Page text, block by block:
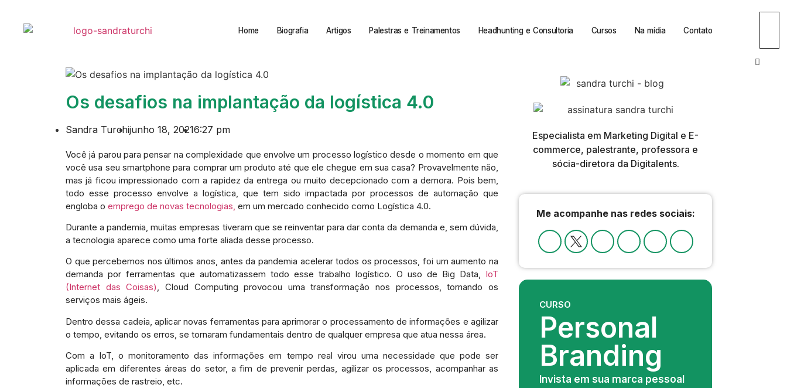
Home Biografia Artigos Palestras e Treinamentos Headhunting e Consultoria Cursos Na mídia Contato
Os desafios na implantação da logística 4.0
Sandra Turchijunho 18, 20216:27 pm
Você já parou para pensar na complexidade que envolve um processo logístico desde o momento em que
você usa seu smartphone para comprar um produto até que ele chegue em sua casa? Provavelmente não,
mas já ficou impressionado com a rapidez da entrega ou muito decepcionado com a demora. Pois bem,
todo esse processo envolve a logística, que tem sido impactada por processos de automação que
engloba o emprego de novas tecnologias, em um mercado conhecido como Logística 4.0.
Durante a pandemia, muitas empresas tiveram que se reinventar para dar conta da demanda e, sem dúvida,
a tecnologia aparece como uma forte aliada desse processo.
O que percebemos nos últimos anos, antes da pandemia acelerar todos os processos, foi um aumento na
demanda por ferramentas que automatizassem todo esse trabalho logístico. O uso de Big Data, IoT
(Internet das Coisas), Cloud Computing provocou uma transformação nos processos, tornando os
serviços mais ágeis.
Dentro dessa cadeia, aplicar novas ferramentas para aprimorar o processamento de informações e agilizar
o tempo, evitando os erros, se tornaram fundamentais dentro de qualquer empresa que atua nessa área.
Com a IoT, o monitoramento das informações em tempo real virou uma necessidade que pode ser
aplicada em diferentes áreas do setor, a fim de prevenir perdas, agilizar os processos, acompanhar as
informações de rastreio, etc.
Especialista em Marketing Digital e E-
commerce, palestrante, professora e
sócia-diretora da Digitalents.
Me acompanhe nas redes sociais:
CURSO
Personal
Branding
Invista em sua marca pessoal